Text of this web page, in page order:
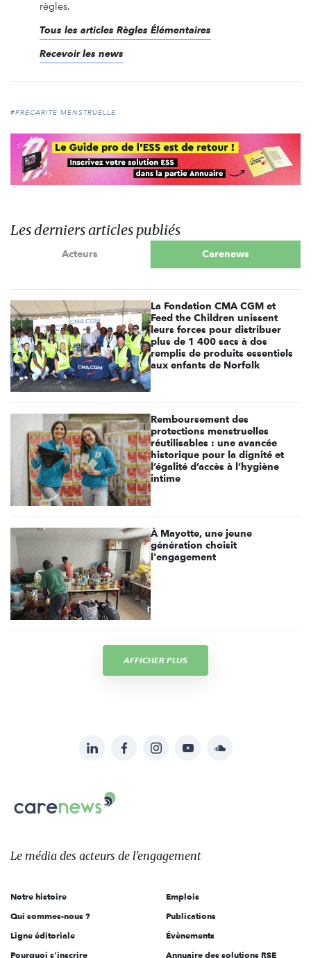
règles.
Tous les articles Règles Élémentaires
Recevoir les news
#PRÉCARITÉ MENSTRUELLE
Les derniers articles publiés
Acteurs Carenews
La Fondation CMA CGM et
Feed the Children unissent
leurs forces pour distribuer
plus de 1 400 sacs à dos
remplis de produits essentiels
aux enfants de Norfolk
Remboursement des
protections menstruelles
réutilisables : une avancée
historique pour la dignité et
l’égalité d’accès à l’hygiène
intime
À Mayotte, une jeune
génération choisit
l'engagement
AFFICHER PLUS
sur:
LinkedInFacebookInstagramYouTubeSoundcloud
Carenews,
Le
des
l'engagement
Le média des acteurs de l'engagement
Notre histoire
Qui sommes-nous ?
Ligne éditoriale
Pourquoi s'inscrire
Emplois
Publications
Évènements
Annuaire des solutions RSE